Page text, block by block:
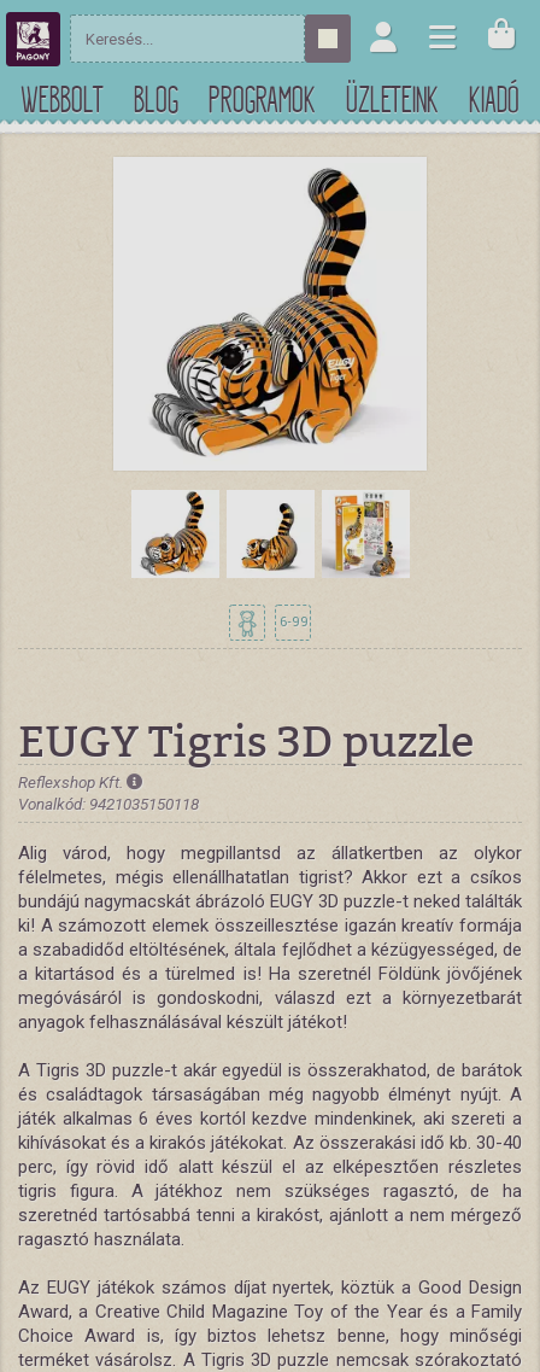
WEBBOLT BLOG PROGRAMOK ÜZLETEINK KIADÓ
6-99
EUGY Tigris 3D puzzle
Reflexshop Kft.
Vonalkód: 9421035150118
Alig várod, hogy megpillantsd az állatkertben az olykor
félelmetes, mégis ellenállhatatlan tigrist? Akkor ezt a csíkos
bundájú nagymacskát ábrázoló EUGY 3D puzzle-t neked találták
ki! A számozott elemek összeillesztése igazán kreatív formája
a szabadidőd eltöltésének, általa fejlődhet a kézügyességed, de
a kitartásod és a türelmed is! Ha szeretnél Földünk jövőjének
megóvásáról is gondoskodni, válaszd ezt a környezetbarát
anyagok felhasználásával készült játékot!
A Tigris 3D puzzle-t akár egyedül is összerakhatod, de barátok
és családtagok társaságában még nagyobb élményt nyújt. A
játék alkalmas 6 éves kortól kezdve mindenkinek, aki szereti a
kihívásokat és a kirakós játékokat. Az összerakási idő kb. 30-40
perc, így rövid idő alatt készül el az elképesztően részletes
tigris figura. A játékhoz nem szükséges ragasztó, de ha
szeretnéd tartósabbá tenni a kirakóst, ajánlott a nem mérgező
ragasztó használata.
Az EUGY játékok számos díjat nyertek, köztük a Good Design
Award, a Creative Child Magazine Toy of the Year és a Family
Choice Award is, így biztos lehetsz benne, hogy minőségi
terméket vásárolsz. A Tigris 3D puzzle nemcsak szórakoztató